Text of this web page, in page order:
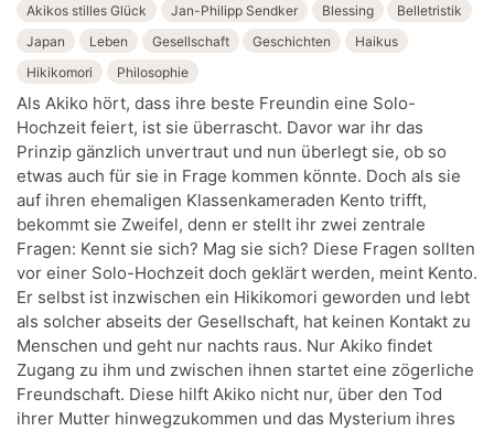
Akikos stilles Glück Jan-Philipp Sendker Blessing
Belletristik
Japan
Leben Gesellschaft Geschichten
Haikus
Hikikomori
Philosophie
Als Akiko hört, dass ihre beste Freundin eine Solo-
Hochzeit feiert, ist sie überrascht. Davor war ihr das
Prinzip gänzlich unvertraut und nun überlegt sie, ob so
etwas auch für sie in Frage kommen könnte. Doch als sie
auf ihren ehemaligen Klassenkameraden Kento trifft,
bekommt sie Zweifel, denn er stellt ihr zwei zentrale
Fragen: Kennt sie sich? Mag sie sich? Diese Fragen sollten
vor einer Solo-Hochzeit doch geklärt werden, meint Kento.
Er selbst ist inzwischen ein Hikikomori geworden und lebt
als solcher abseits der Gesellschaft, hat keinen Kontakt zu
Menschen und geht nur nachts raus. Nur Akiko findet
Zugang zu ihm und zwischen ihnen startet eine zögerliche
Freundschaft. Diese hilft Akiko nicht nur, über den Tod
ihrer Mutter hinwegzukommen und das Mysterium ihres